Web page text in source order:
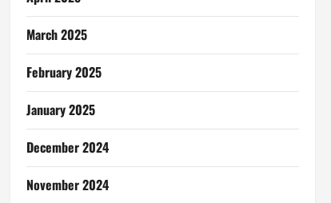
March 2025
February 2025
January 2025
December 2024
November 2024